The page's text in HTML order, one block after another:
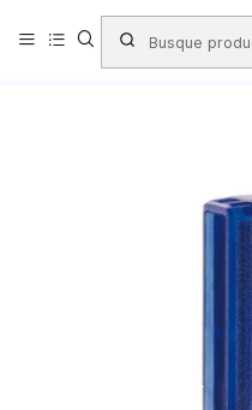
Productos TIMBRES -
Timbres Personalizados
Timbres Automáticos TRAXX -